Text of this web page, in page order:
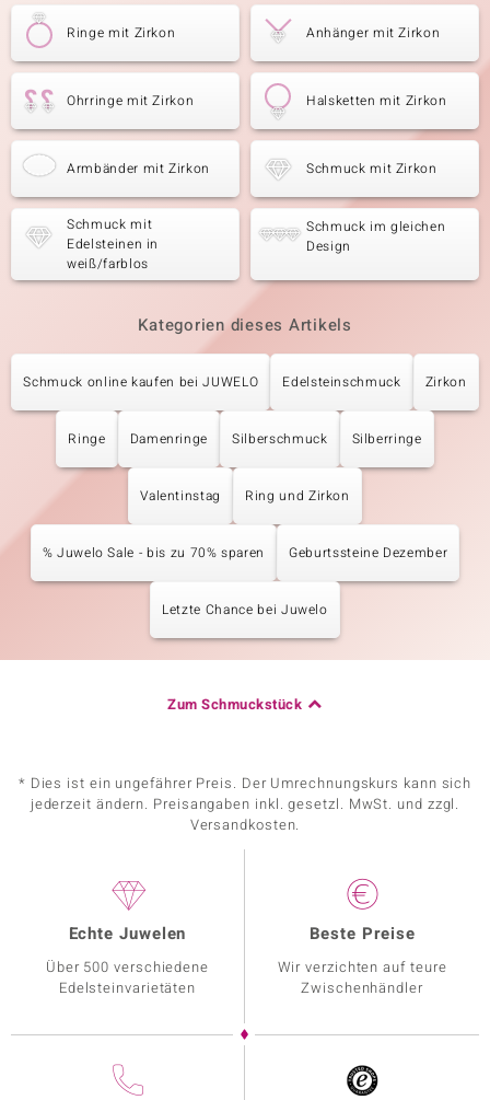
Ringe mit Zirkon Anhänger mit Zirkon
Ohrringe mit Zirkon Halsketten mit Zirkon
Armbänder mit Zirkon Schmuck mit Zirkon
Schmuck mit
Edelsteinen in
weiß/farblos
Schmuck im gleichen
Design
Kategorien dieses Artikels
Schmuck online kaufen bei JUWELO Edelsteinschmuck Zirkon
Ringe Damenringe Silberschmuck Silberringe
Valentinstag Ring und Zirkon
% Juwelo Sale - bis zu 70% sparen Geburtssteine Dezember
Letzte Chance bei Juwelo
Zum Schmuckstück
* Dies ist ein ungefährer Preis. Der Umrechnungskurs kann sich
jederzeit ändern. Preisangaben inkl. gesetzl. MwSt. und zzgl.
Versandkosten.
Echte Juwelen
Über 500 verschiedene
Edelsteinvarietäten
Beste Preise
Wir verzichten auf teure
Zwischenhändler